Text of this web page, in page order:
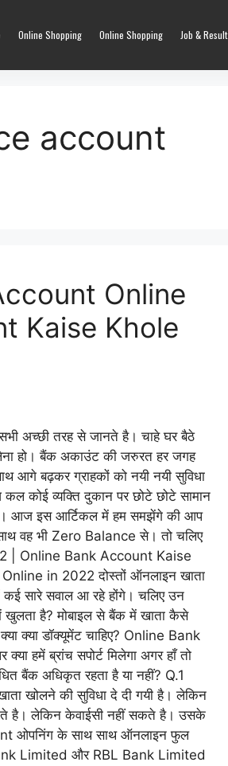
Online Shopping Online Shopping Job & Result
account
Online
Kaise Khole
अच्छी तरह से जानते है। चाहे घर बैठे
लेना हो। बैंक अकाउंट की जरुरत हर जगह
आगे बढ़कर ग्राहकों को नयी नयी सुविधा
कोई व्यक्ति दुकान पर छोटे छोटे सामान
आज इस आर्टिकल में हम समझेंगे की आप
वह भी Zero Balance से। तो चलिए
| Online Bank Account Kaise
in 2022 दोस्तों ऑनलाइन खाता
सारे सवाल आ रहे होंगे। चलिए उन
है? मोबाइल से बैंक में खाता कैसे
क्या डॉक्यूमेंट चाहिए? Online Bank
हमें ब्रांच सपोर्ट मिलेगा अगर हाँ तो
बैंक अधिकृत रहता है या नहीं? Q.1
खोलने की सुविधा दे दी गयी है। लेकिन
है। लेकिन केवाईसी नहीं सकते है। उसके
ओपनिंग के साथ साथ ऑनलाइन फुल
Limited और RBL Bank Limited